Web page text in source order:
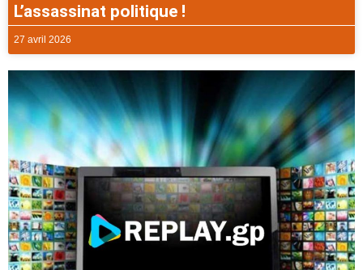
L’assassinat politique !
27 avril 2026